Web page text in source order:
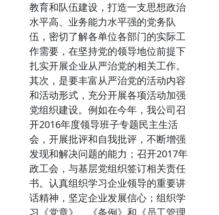
教育和队伍建设，打造一支思想政治
水平高、业务能力水平强的党务队
伍，密切了解各单位各部门的实际工
作需要，在坚持党的领导地位前提下
扎实开展企业从严治党的相关工作。
其次，是要丰富从严治党的活动内容
和活动形式，充分开展各项活动加强
党组织建设。例如在今年，我公司召
开2016年度领导班子专题民主生活
会，开展批评和自我批评，不断增强
发现和解决问题的能力；召开2017年
政工会，与基层党组织签订相关责任
书。认真组织学习企业领导的重要讲
话精神，坚定企业发展信心；组织学